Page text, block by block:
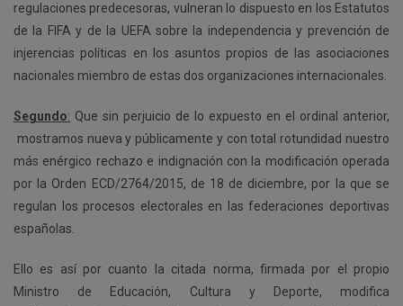
regulaciones predecesoras, vulneran lo dispuesto en los Estatutos
de la FIFA y de la UEFA sobre la independencia y prevención de
injerencias políticas en los asuntos propios de las asociaciones
nacionales miembro de estas dos organizaciones internacionales.
Segundo: Que sin perjuicio de lo expuesto en el ordinal anterior,
mostramos nueva y públicamente y con total rotundidad nuestro
más enérgico rechazo e indignación con la modificación operada
por la Orden ECD/2764/2015, de 18 de diciembre, por la que se
regulan los procesos electorales en las federaciones deportivas
españolas.
Ello es así por cuanto la citada norma, firmada por el propio
Ministro de Educación, Cultura y Deporte, modifica